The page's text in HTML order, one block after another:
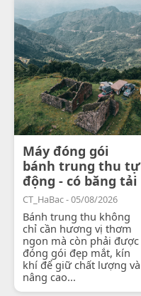
Máy đóng gói
bánh trung thu tự
động - có băng tải
CT_HaBac - 05/08/2026
Bánh trung thu không
chỉ cần hương vị thơm
ngon mà còn phải được
đóng gói đẹp mắt, kín
khí để giữ chất lượng và
nâng cao...